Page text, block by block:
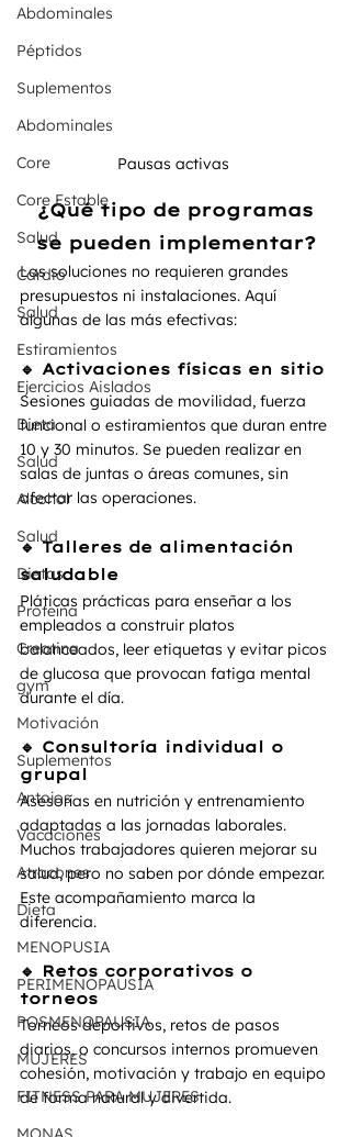
Abdominales
Péptidos
Suplementos
Abdominales
Core
Core Estable
Salud
Cardio
Salud
Estiramientos
Ejercicios Aislados
Dieta
Salud
Alcohol
Salud
Dietas
Proteína
Creatina
gym
Motivación
Suplementos
Antojos
Vacaciones
Atracones
Dieta
MENOPUSIA
PERIMENOPAUSIA
POSMENOPAUSIA
MUJERES
FITNESS PARA MUJERES
Pausas activas
¿Qué tipo de programas
se pueden implementar?
Las soluciones no requieren grandes
presupuestos ni instalaciones. Aquí
algunas de las más efectivas:
🔹 Activaciones físicas en sitio
Sesiones guiadas de movilidad, fuerza
funcional o estiramientos que duran entre
10 y 30 minutos. Se pueden realizar en
salas de juntas o áreas comunes, sin
afectar las operaciones.
🔹 Talleres de alimentación
saludable
Pláticas prácticas para enseñar a los
empleados a construir platos
balanceados, leer etiquetas y evitar picos
de glucosa que provocan fatiga mental
durante el día.
🔹 Consultoría individual o
grupal
Asesorías en nutrición y entrenamiento
adaptadas a las jornadas laborales.
Muchos trabajadores quieren mejorar su
salud, pero no saben por dónde empezar.
Este acompañamiento marca la
diferencia.
🔹 Retos corporativos o
torneos
Torneos deportivos, retos de pasos
diarios, o concursos internos promueven
cohesión, motivación y trabajo en equipo
de forma natural y divertida.